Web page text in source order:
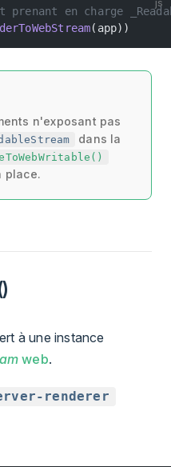
js
en charge
(app))
n'exposant pas
dans la
place.
à une instance
web.
renderer